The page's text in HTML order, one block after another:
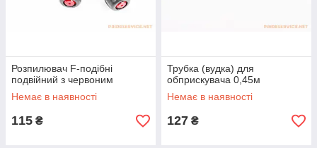
Розпилювач F-подібні
подвійний з червоним
Немає в наявності
115 ₴
Трубка (вудка) для
обприскувача 0,45м
Немає в наявності
127 ₴